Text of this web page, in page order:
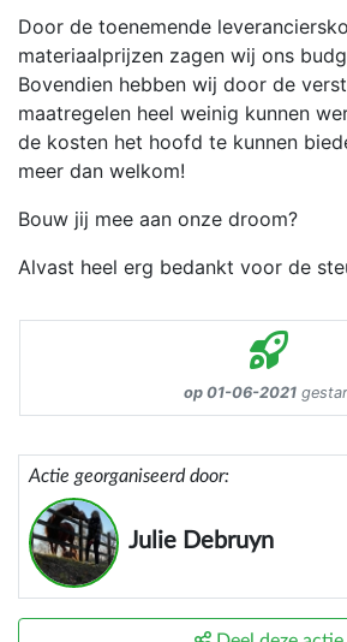
Door de toenemende
materiaalprijzen zagen wij ons
Bovendien hebben wij door de
maatregelen heel weinig kunnen
de kosten het hoofd te kunnen
meer dan welkom!
Bouw jij mee aan onze droom?
Alvast heel erg bedankt voor de
op 01-06-2021
Actie georganiseerd door:
Julie Debruyn